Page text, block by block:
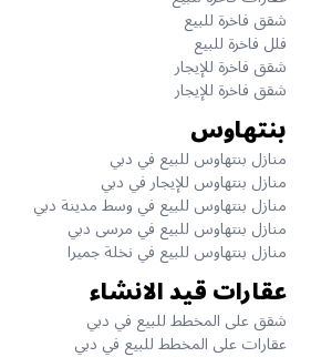
شقق فاخرة للبيع
فلل فاخرة للبيع
شقق فاخرة للإيجار
شقق فاخرة للإيجار
بنتهاوس
منازل بنتهاوس للبيع في دبي
منازل بنتهاوس للإيجار في دبي
منازل بنتهاوس للبيع في وسط مدينة دبي
منازل بنتهاوس للبيع في مرسى دبي
منازل بنتهاوس للبيع في نخلة جميرا
عقارات قيد الانشاء
شقق على المخطط للبيع في دبي
عقارات على المخطط للبيع في دبي